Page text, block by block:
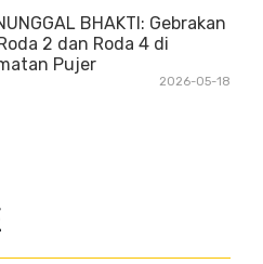
BHAKTI: Gebrakan
2 dan Roda 4 di
Pujer
2026-05-18